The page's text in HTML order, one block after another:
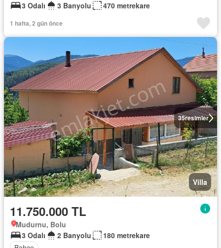
3 Odalı
3 Banyolu 470 metrekare
1 hafta, 2 gün önce
35resimler
Villa
11.750.000 TL
Mudurnu, Bolu
3 Odalı
2 Banyolu
180 metrekare